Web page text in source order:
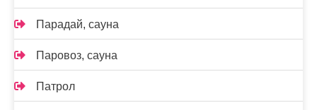
Парадай, сауна
Паровоз, сауна
Патрол